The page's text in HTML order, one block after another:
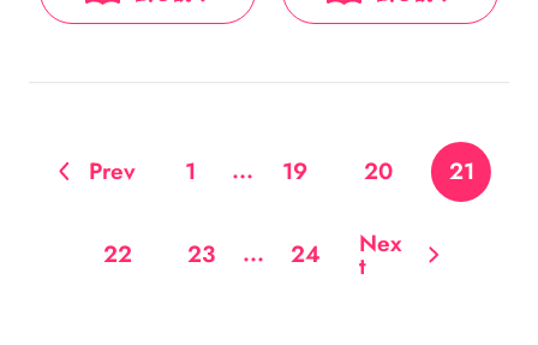
Prev 1 ... 19 20 21
22 23 ... 24 Nex
t